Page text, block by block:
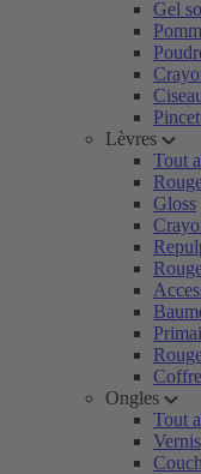
Gel
Lèvres
Tout
Gloss
Ongles
Tout